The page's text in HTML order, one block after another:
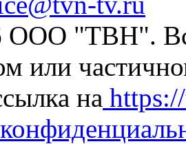
ООО "ТВН".
или
на